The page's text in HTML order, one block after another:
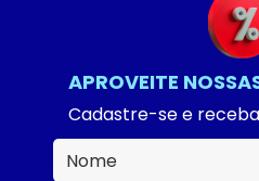
APROVEITE
Cadastre-se e